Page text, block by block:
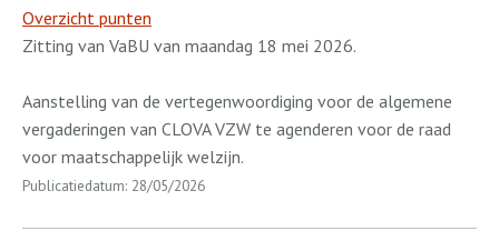
Overzicht punten
Zitting van VaBU van maandag 18 mei 2026.
Aanstelling van de vertegenwoordiging voor de algemene
vergaderingen van CLOVA VZW te agenderen voor de raad
voor maatschappelijk welzijn.
Publicatiedatum: 28/05/2026